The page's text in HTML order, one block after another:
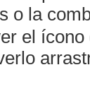
o la
el